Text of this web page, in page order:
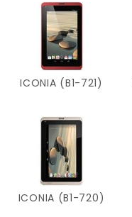
ICONIA (B1-721)
ICONIA (B1-720)